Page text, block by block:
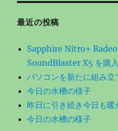
最近の投稿
Sapphire Nitro+
SoundBlaster X5 を購
パソコンを新たに組み立
今日の水槽の様子
昨日に引き続き今日も暖
今日の水槽の様子